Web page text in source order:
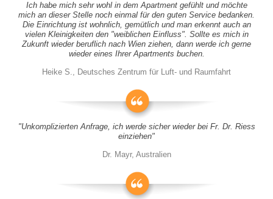
Ich habe mich sehr wohl in dem Apartment gefühlt und möchte
mich an dieser Stelle noch einmal für den guten Service bedanken.
Die Einrichtung ist wohnlich, gemütlich und man erkennt auch an
vielen Kleinigkeiten den "weiblichen Einfluss". Sollte es mich in
Zukunft wieder beruflich nach Wien ziehen, dann werde ich gerne
wieder eines Ihrer Apartments buchen.
Heike S., Deutsches Zentrum für Luft- und Raumfahrt
"Unkomplizierten Anfrage, ich werde sicher wieder bei Fr. Dr. Riess
einziehen"
Dr. Mayr, Australien